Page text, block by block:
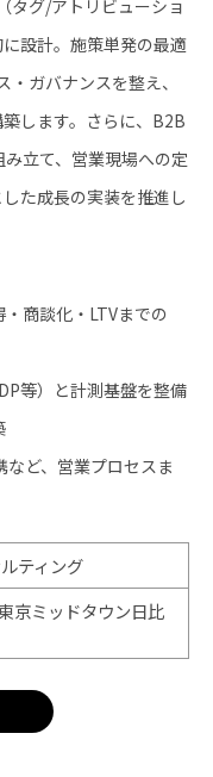
タグ/アトリビューショ
設計。施策単発の最適
ガバナンスを整え、
します。さらに、B2B
立て、営業現場への定
た成長の実装を推進し
商談化・LTVまでの
等）と計測基盤を整備
ど、営業プロセスま
ティング
京ミッドタウン日比